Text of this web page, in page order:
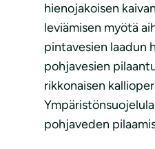
hienojakoisen
leviämisen myötä
pintavesien laadun
pohjavesien
rikkonaisen
pohjaveden